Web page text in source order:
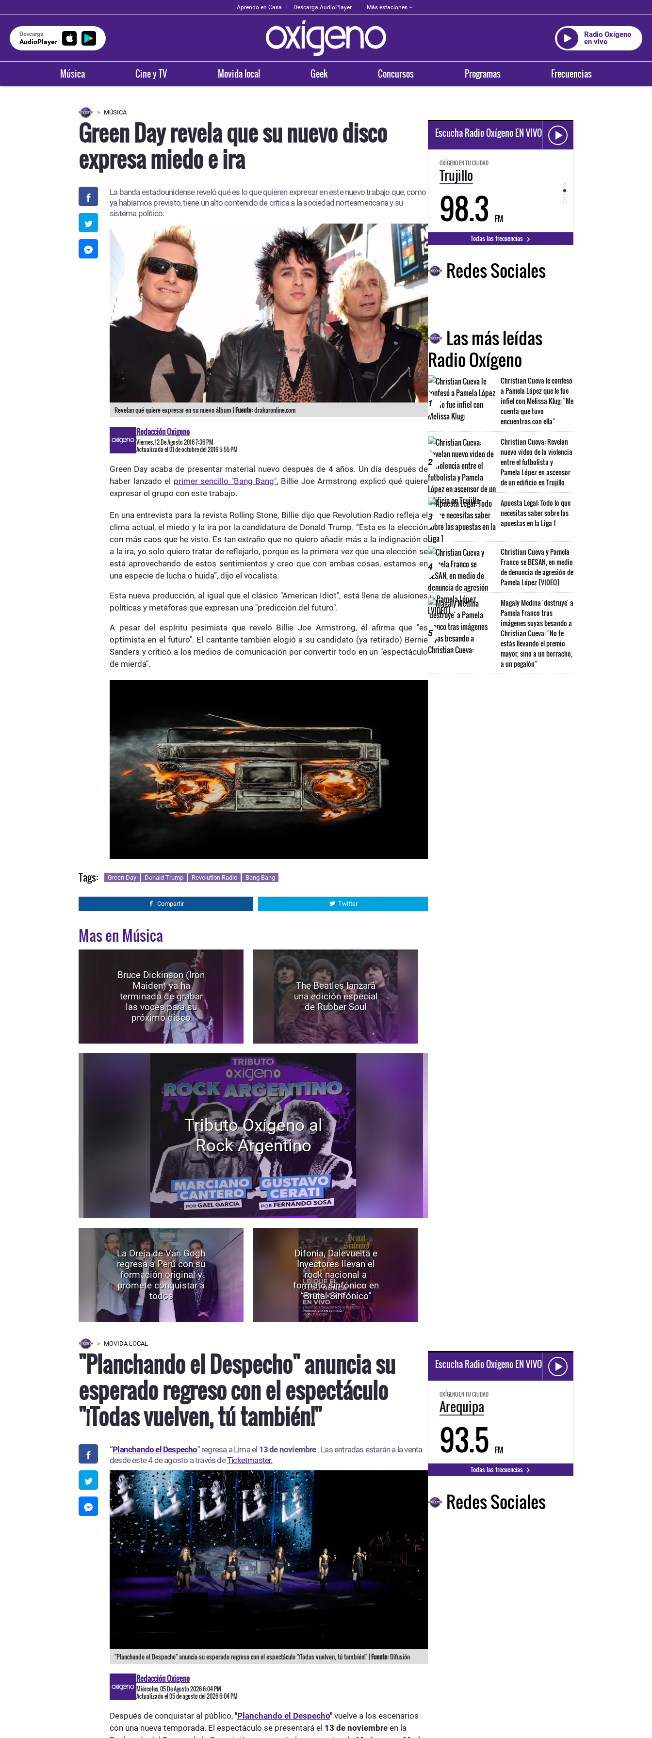
Aprendo en Casa Descarga AudioPlayer Más estaciones
Descarga
AudioPlayer
Radio Oxígeno
en vivo
Música Cine y TV Movida local Geek Concursos Programas Frecuencias
MÚSICA
Green Day revela que su nuevo disco
expresa miedo e ira
La banda estadounidense reveló qué es lo que quieren expresar en este nuevo trabajo que, como
ya habíamos previsto, tiene un alto contenido de crítica a la sociedad norteamericana y su
sistema político.
Revelan qué quiere expresar en su nuevo álbum |Fuente:drakaronline.com
Redacción Oxigeno
Viernes, 12 De Agosto 2016 7:36 PM
Actualizado el 01 de octubre del 2016 5:55 PM
Green Day acaba de presentar material nuevo después de 4 años. Un día después de
haber lanzado el primer sencillo "Bang Bang", Billie Joe Armstrong explicó qué quiere
expresar el grupo con este trabajo.
En una entrevista para la revista Rolling Stone, Billie dijo que Revolution Radio refleja el
clima actual, el miedo y la ira por la candidatura de Donald Trump. “Esta es la elección
con más caos que he visto. Es tan extraño que no quiero añadir más a la indignación o
a la ira, yo solo quiero tratar de reflejarlo, porque es la primera vez que una elección se
está aprovechando de estos sentimientos y creo que con ambas cosas, estamos en
una especie de lucha o huida”, dijo el vocalista.
Esta nueva producción, al igual que el clásico "American Idiot", está llena de alusiones
políticas y metáforas que expresan una "predicción del futuro".
A pesar del espíritu pesimista que reveló Billie Joe Armstrong, él afirma que "es
optimista en el futuro". El cantante también elogió a su candidato (ya retirado) Bernie
Sanders y criticó a los medios de comunicación por convertir todo en un "espectáculo
de mierda".
Tags: Green Day Donald Trump Revolution Radio Bang Bang
Compartir Twitter
Mas en Música
Bruce Dickinson (Iron
Maiden) ya ha
terminado de grabar
las voces para su
próximo disco
The Beatles lanzará
una edición especial
de Rubber Soul
Tributo Oxígeno al
Rock Argentino
La Oreja de Van Gogh
regresa a Perú con su
formación original y
promete conquistar a
todos
Difonía, Dalevuelta e
Inyectores llevan el
rock nacional a
formato sinfónico en
“Brutal Sinfónico”
Escucha Radio Oxígeno EN VIVO
93.5
OXÍGENO EN TU CIUDAD
Trujillo
98.3 FM 94.3
Todas las frecuencias
Redes Sociales
Las más leídas
Radio Oxígeno
1
Christian Cueva le confesó
a Pamela López que le fue
infiel con Melissa Klug: "Me
cuenta que tuvo
encuentros con ella"
2
Christian Cueva: Revelan
nuevo video de la violencia
entre el futbolista y
Pamela López en ascensor
de un edificio en Trujillo
3
Apuesta Legal: Todo lo que
necesitas saber sobre las
apuestas en la Liga 1
4
Christian Cueva y Pamela
Franco se BESAN, en medio
de denuncia de agresión de
Pamela López [VIDEO]
5
Magaly Medina 'destruye' a
Pamela Franco tras
imágenes suyas besando a
Christian Cueva: "No te
estás llevando el premio
mayor, sino a un borracho,
a un pegalón"
MOVIDA LOCAL
"Planchando el Despecho" anuncia su
esperado regreso con el espectáculo
"¡Todas vuelven, tú también!"
“Planchando el Despecho” regresa a Lima el 13 de noviembre . Las entradas estarán a la venta
desde este 4 de agosto a través deTicketmaster.
"Planchando el Despecho" anuncia su esperado regreso con el espectáculo "¡Todas vuelven, tú también!" |Fuente:Difusión
Redacción Oxigeno
Miércoles, 05 De Agosto 2026 6:04 PM
Actualizado el 05 de agosto del 2026 6:04 PM
Después de conquistar al público, "Planchando el Despecho" vuelve a los escenarios
con una nueva temporada. El espectáculo se presentará el 13 de noviembre en la
Escucha Radio Oxígeno EN VIVO
OXÍGENO EN TU CIUDAD
Arequipa
93.5 FM
Todas las frecuencias
Redes Sociales